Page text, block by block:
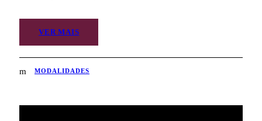
VER MAIS
MODALIDADES